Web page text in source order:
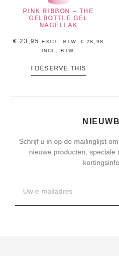
PINK RIBBON – THE
GELBOTTLE GEL
NAGELLAK
€ 23,95 EXCL. BTW. € 28,98
INCL, BTW.
I DESERVE THIS
Schrijf u in op de mailinglijst
nieuwe producten, speciale